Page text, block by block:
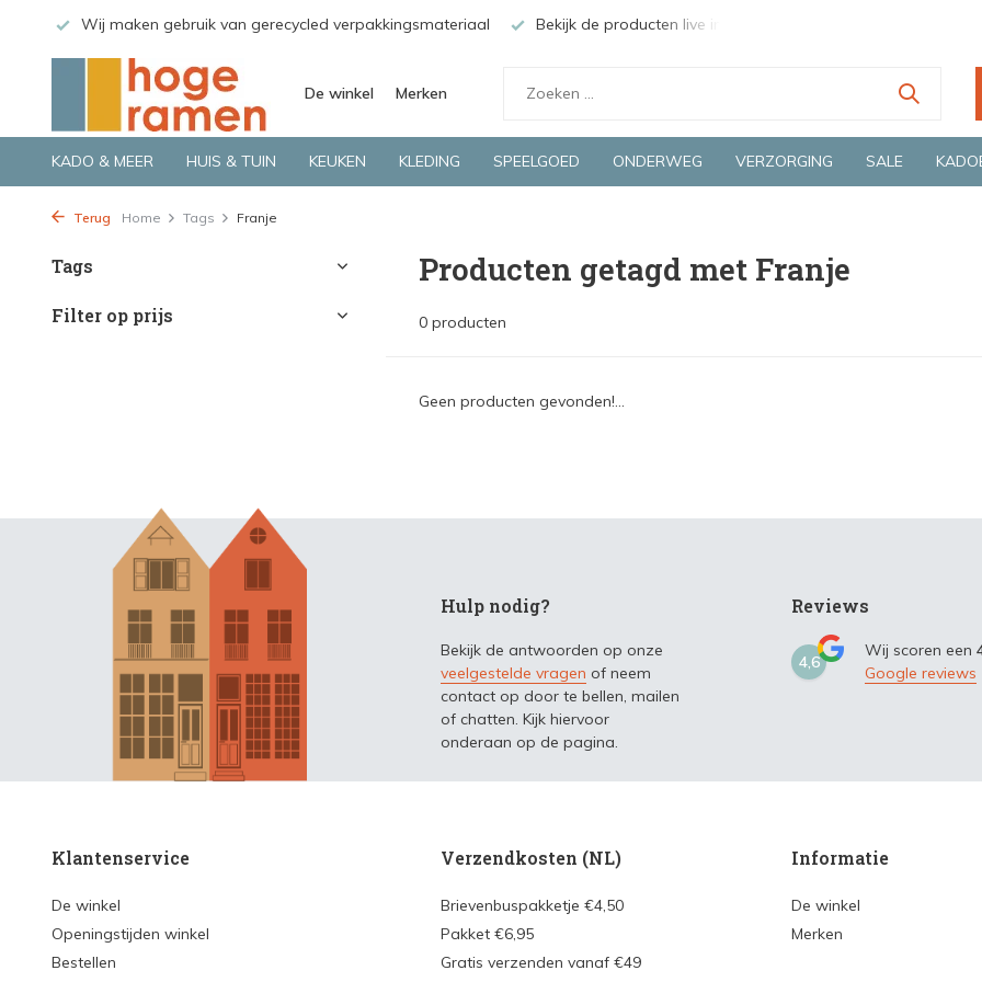
Wij maken gebruik van gerecycled verpakkingsmateriaal Bekijk de producten live in onze winkel in Deventer
De winkel Merken
KADO & MEER HUIS & TUIN KEUKEN KLEDING SPEELGOED ONDERWEG VERZORGING SALE
Terug Home Tags Franje
Tags
Filter op prijs
Producten getagd met Franje
0 producten
Geen producten gevonden!...
Hulp nodig?
Bekijk de antwoorden op onze
veelgestelde vragen of neem
contact op door te bellen, mailen
of chatten. Kijk hiervoor
onderaan op de pagina.
Reviews
4,6
Wij scoren een
Google reviews
Klantenservice
De winkel
Openingstijden winkel
Bestellen
Verzendkosten (NL)
Brievenbuspakketje €4,50
Pakket €6,95
Gratis verzenden vanaf €49
Informatie
De winkel
Merken